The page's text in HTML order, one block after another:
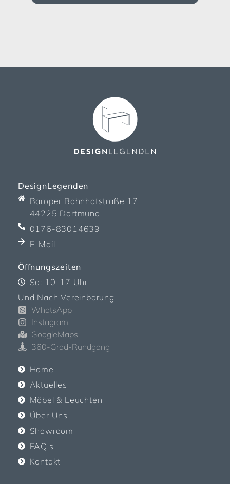
DesignLegenden
Baroper Bahnhofstraße 17
44225 Dortmund
0176-83014639
E-Mail
Öffnungszeiten
Sa: 10-17 Uhr
Und Nach Vereinbarung
WhatsApp
Instagram
GoogleMaps
360-Grad-Rundgang
Home
Aktuelles
Möbel & Leuchten
Über Uns
Showroom
FAQ's
Kontakt